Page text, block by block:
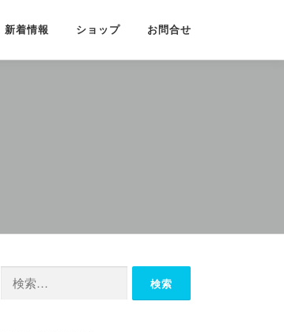
新着情報 ショップ お問合せ